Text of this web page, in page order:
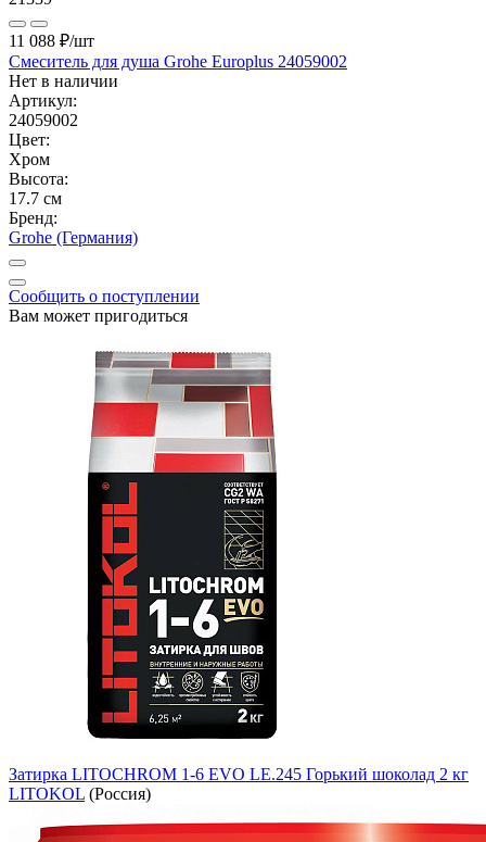
11 088 ₽/шт
Смеситель для душа Grohe Europlus 24059002
Нет в наличии
Артикул:
24059002
Цвет:
Хром
Высота:
17.7 см
Бренд:
Grohe (Германия)
Сообщить о поступлении
Вам может пригодиться
Затирка LITOCHROM 1-6 EVO LE.245 Горький шоколад 2 кг
LITOKOL (Россия)